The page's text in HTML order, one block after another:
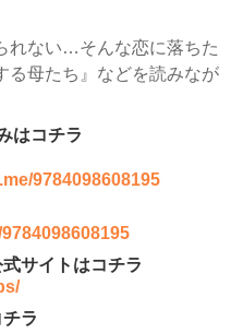
れない…そんな恋に落ちた
る母たち』などを読みなが
はコチラ
9784098608195
サイトはコチラ
ラ